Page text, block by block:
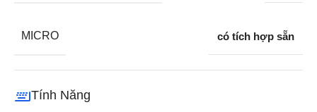
MICRO có tích hợp sẵn
Tính Năng